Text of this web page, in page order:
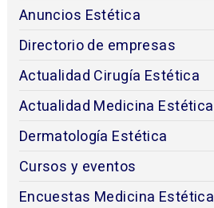
Anuncios Estética
Directorio de empresas
Actualidad Cirugía Estética
Actualidad Medicina Estética
Dermatología Estética
Cursos y eventos
Encuestas Medicina Estética